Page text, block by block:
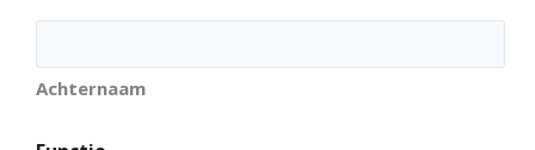
Achternaam